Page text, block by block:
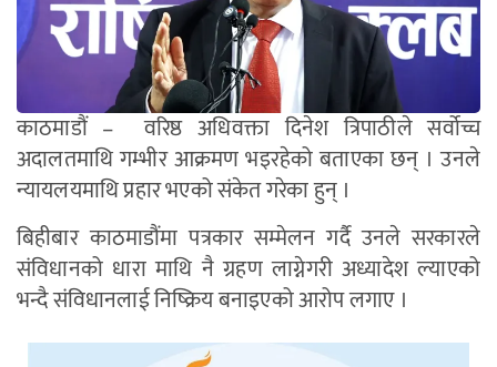
काठमाडौं – वरिष्ठ अधिवक्ता दिनेश त्रिपाठीले सर्वोच्च
अदालतमाथि गम्भीर आक्रमण भइरहेको बताएका छन् । उनले
न्यायलयमाथि प्रहार भएको संकेत गरेका हुन् ।
बिहीबार काठमाडौंमा पत्रकार सम्मेलन गर्दै उनले सरकारले
संविधानको धारा माथि नै ग्रहण लाग्नेगरी अध्यादेश ल्याएको
भन्दै संविधानलाई निष्क्रिय बनाइएको आरोप लगाए ।